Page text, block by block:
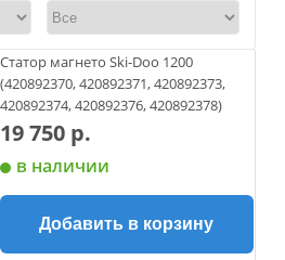
Статор магнето Ski-Doo 1200
(420892370, 420892371, 420892373,
420892374, 420892376, 420892378)
19 750 р.
в наличии
Добавить в корзину